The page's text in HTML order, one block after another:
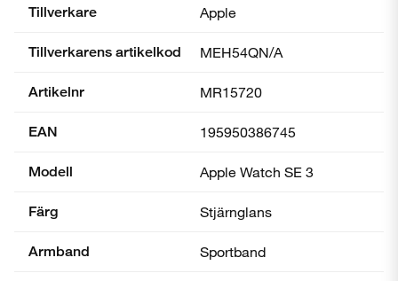
Tillverkare Apple
Tillverkarens artikelkod MEH54QN/A
Artikelnr MR15720
EAN 195950386745
Modell Apple Watch SE 3
Färg Stjärnglans
Armband Sportband